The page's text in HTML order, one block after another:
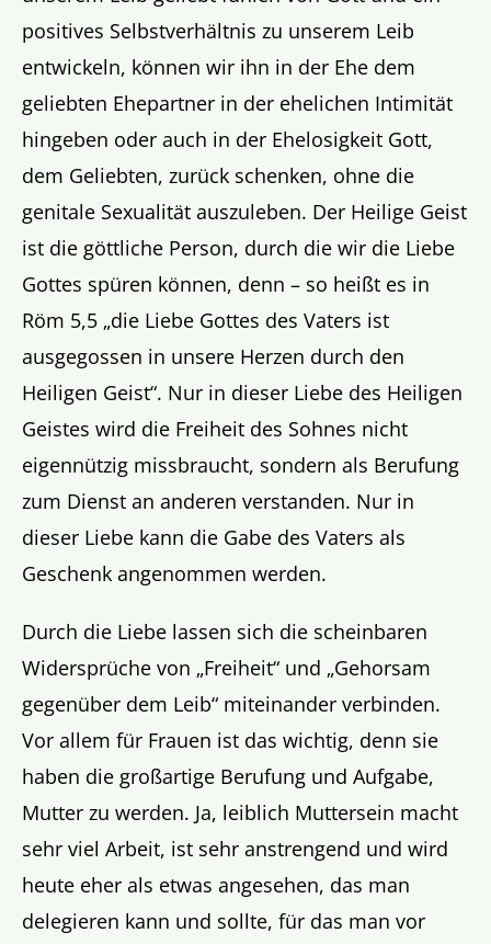
positives Selbstverhältnis zu unserem Leib
entwickeln, können wir ihn in der Ehe dem
geliebten Ehepartner in der ehelichen Intimität
hingeben oder auch in der Ehelosigkeit Gott,
dem Geliebten, zurück schenken, ohne die
genitale Sexualität auszuleben. Der Heilige Geist
ist die göttliche Person, durch die wir die Liebe
Gottes spüren können, denn – so heißt es in
Röm 5,5 „die Liebe Gottes des Vaters ist
ausgegossen in unsere Herzen durch den
Heiligen Geist“. Nur in dieser Liebe des Heiligen
Geistes wird die Freiheit des Sohnes nicht
eigennützig missbraucht, sondern als Berufung
zum Dienst an anderen verstanden. Nur in
dieser Liebe kann die Gabe des Vaters als
Geschenk angenommen werden.
Durch die Liebe lassen sich die scheinbaren
Widersprüche von „Freiheit“ und „Gehorsam
gegenüber dem Leib“ miteinander verbinden.
Vor allem für Frauen ist das wichtig, denn sie
haben die großartige Berufung und Aufgabe,
Mutter zu werden. Ja, leiblich Muttersein macht
sehr viel Arbeit, ist sehr anstrengend und wird
heute eher als etwas angesehen, das man
delegieren kann und sollte, für das man vor